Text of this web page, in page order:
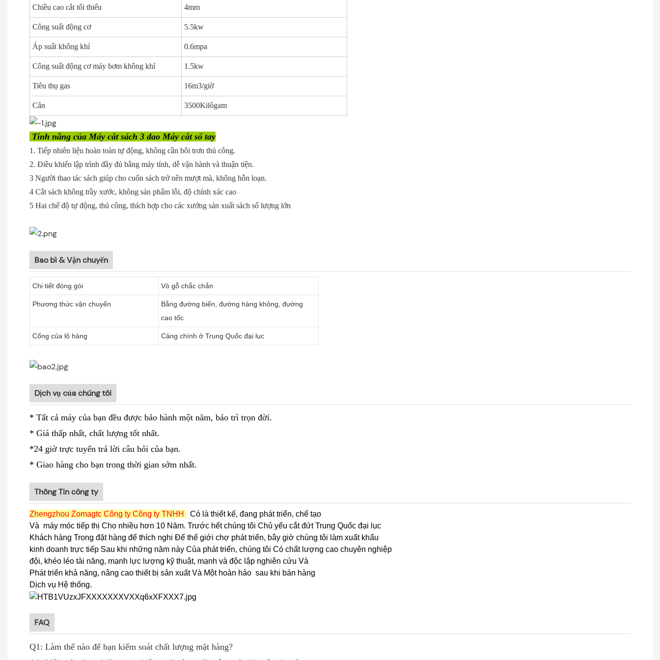
Chiều cao cắt tối thiểu 4mm
Công suất động cơ 5.5kw
Áp suất không khí 0.6mpa
Công suất động cơ máy bơm không khí 1.5kw
Tiêu thụ gas 16m3/giờ
Cân 3500Kilôgam
Tính năng của Máy cắt sách 3 dao Máy cắt sổ tay
1. Tiếp nhiên liệu hoàn toàn tự động, không cần bôi trơn thủ công.
2. Điều khiển lập trình đầy đủ bằng máy tính, dễ vận hành và thuận tiện.
3 Người thao tác sách giúp cho cuốn sách trở nên mượt mà, không hỗn loạn.
4 Cắt sách không trầy xước, không sản phẩm lỗi, độ chính xác cao
5 Hai chế độ tự động, thủ công, thích hợp cho các xưởng sản xuất sách số lượng lớn
Bao bì & Vận chuyển
Chi tiết đóng gói Vỏ gỗ chắc chắn
Phương thức vận chuyển
Bằng đường biển, đường hàng không, đường
cao tốc
Cổng của lô hàng Cảng chính ở Trung Quốc đại lục
Dịch vụ của chúng tôi
* Tất cả máy của bạn đều được bảo hành một năm, bảo trì trọn đời.
* Giá thấp nhất, chất lượng tốt nhất.
*24 giờ trực tuyến trả lời câu hỏi của bạn.
* Giao hàng cho bạn trong thời gian sớm nhất.
Thông Tin công ty
Zhengzhou Zomagtc Công ty Công ty TNHH
Có là thiết kế, đang phát triển, chế tạo
Và máy móc tiếp thị Cho nhiều hơn 10 Năm. Trước hết chúng tôi Chủ yếu cắt đứt Trung Quốc đại lục
Khách hàng Trong đặt hàng để thích nghi Để thế giới chợ phát triển, bây giờ chúng tôi làm xuất khẩu
kinh doanh trực tiếp Sau khi những năm này Của phát triển, chúng tôi Có chất lượng cao chuyên nghiệp
đội, khéo léo tài năng, mạnh lực lượng kỹ thuật, mạnh và độc lập nghiên cứu Và
Phát triển khả năng, nâng cao thiết bị sản xuất Và Một hoàn hảo sau khi bán hàng
Dịch vụ Hệ thống.
FAQ
Q1: Làm thế nào để bạn kiểm soát chất lượng mặt hàng?